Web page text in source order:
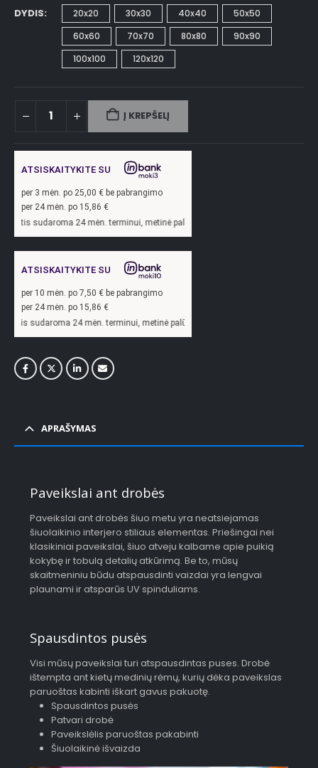
DYDIS 20x20 30x30 40x40
50x50
60x60
70x70 80x80
90x90
100x100
120x120
Į KREPŠELĮ
ATSISKAITYKITE SU
per 3 mėn. po 25,00 € be pabrangimo
per 24 mėn. po 15,86 €
24 mėn. terminui, metinė palūkanų norma –
ATSISKAITYKITE SU
per 10 mėn. po 7,50 € be pabrangimo
per 24 mėn. po 15,86 €
24 mėn. terminui, metinė palūkanų norma – 13,9
APRAŠYMAS
Paveikslai ant drobės
Paveikslai ant drobės šiuo metu yra neatsiejamas
šiuolaikinio interjero stiliaus elementas. Priešingai nei
klasikiniai paveikslai, šiuo atveju kalbame apie puikią
kokybę ir tobulą detalių atkūrimą. Be to, mūsų
skaitmeniniu būdu atspausdinti vaizdai yra lengvai
plaunami ir atsparūs UV spinduliams.
Spausdintos pusės
Visi mūsų paveikslai turi atspausdintas puses. Drobė
ištempta ant kietų medinių rėmų, kurių dėka paveikslas
paruoštas kabinti iškart gavus pakuotę.
Spausdintos pusės
Patvari drobė
Paveikslėlis paruoštas pakabinti
Šiuolaikinė išvaizda